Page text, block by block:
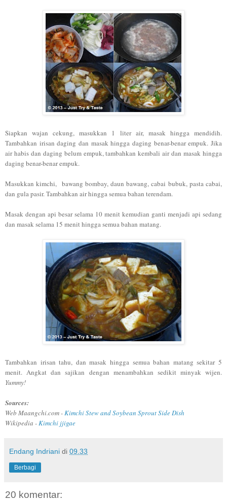
Siapkanwajancekung, masukkan 1 liter air, masak hingga mendidih.
Tambahkan irisan daging dan masak hingga daging benar-benar empuk. Jika
air habis dan daging belum empuk, tambahkan kembali air dan masak hingga
daging benar-benar empuk.
Masukkankimchi, bawang bombay, daun bawang, cabai bubuk, pasta cabai,
dan gula pasir. Tambahkan air hingga semua bahan terendam.
Masak dengan api besar selama 10 menit kemudian ganti menjadi api sedang
dan masak selama 15 menit hingga semua bahan matang.
Tambahkan irisan tahu, dan masak hingga semua bahan matang sekitar 5
menit. Angkat dan sajikan dengan menambahkan sedikit minyak wijen.
Yummy!
Sources:
Web Maangchi.com - Kimchi Stew and Soybean Sprout Side Dish
Wikipedia - Kimchi jjigae
Endang Indriani di 09.33
Berbagi
20 komentar: